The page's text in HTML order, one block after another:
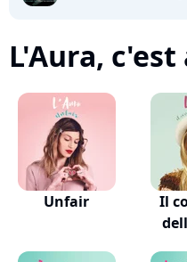
L'Aura, c'est
Unfair
Il